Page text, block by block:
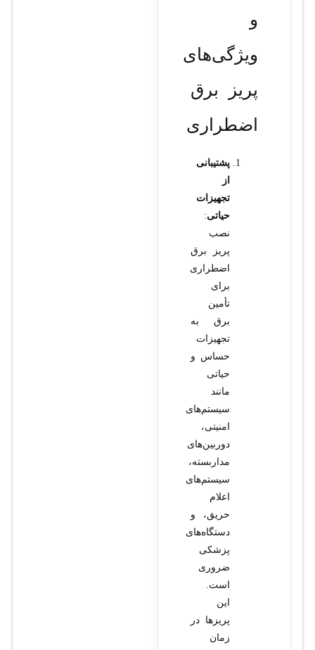
و
ویژگی‌های
پریز برق
اضطراری
پشتیبانی
از
تجهیزات
حیاتی:
نصب
پریز برق
اضطراری
برای
تأمین
برق به
تجهیزات
حساس و
حیاتی
مانند
سیستم‌های
امنیتی،
دوربین‌های
مداربسته،
سیستم‌های
اعلام
حریق، و
دستگاه‌های
پزشکی
ضروری
است.
این
پریزها در
زمان